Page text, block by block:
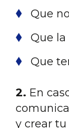
Que
Que
Que
2. En
y crear